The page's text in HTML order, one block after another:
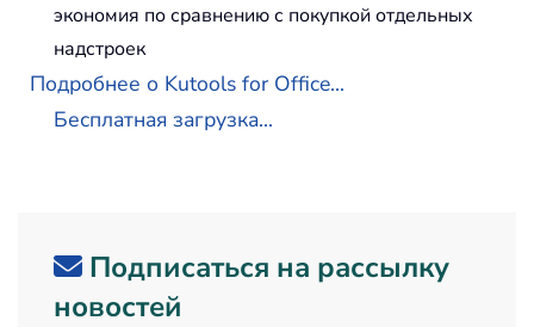
экономия по сравнению с покупкой отдельных
надстроек
Подробнее о Kutools for Office...
Бесплатная загрузка...
Подписаться на рассылку
новостей